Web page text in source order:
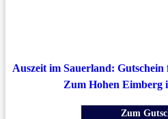
Auszeit im Sauerland:
Zum Hohen Eimberg
Zum